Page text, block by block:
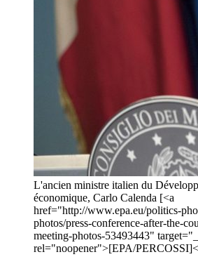
L'ancien ministre italien du
économique, Carlo Calenda [<a
href="http://www.epa.eu/politics-
photos/press-conference-after-the-
meeting-photos-53493443"
rel="noopener">[EPA/